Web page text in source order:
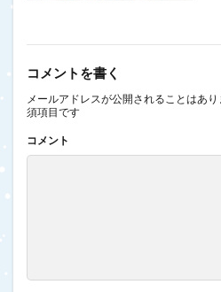
コメントを書く
メールアドレスが公開されることはあり
須項目です
コメント